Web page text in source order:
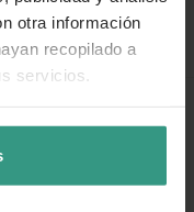
otra información
recopilado a
servicios.